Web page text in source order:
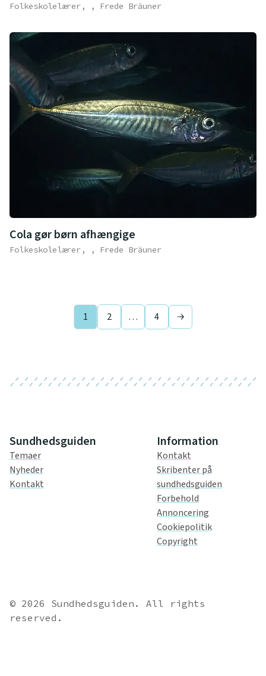
Folkeskolelærer, , Frede Bräuner
Cola gør børn afhængige
Folkeskolelærer, , Frede Bräuner
1 2 … 4 Next page
Sundhedsguiden
Temaer
Nyheder
Kontakt
Information
Kontakt
Skribenter på
sundhedsguiden
Forbehold
Annoncering
Cookiepolitik
Copyright
© 2026 Sundhedsguiden. All rights
reserved.